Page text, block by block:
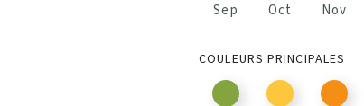
Sep Oct Nov
COULEURS PRINCIPALES